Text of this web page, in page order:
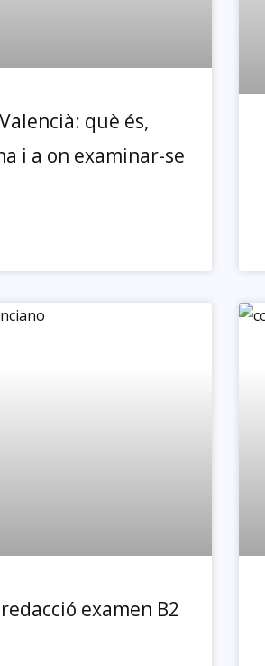
què és,
i a on examinar-se
examen B2